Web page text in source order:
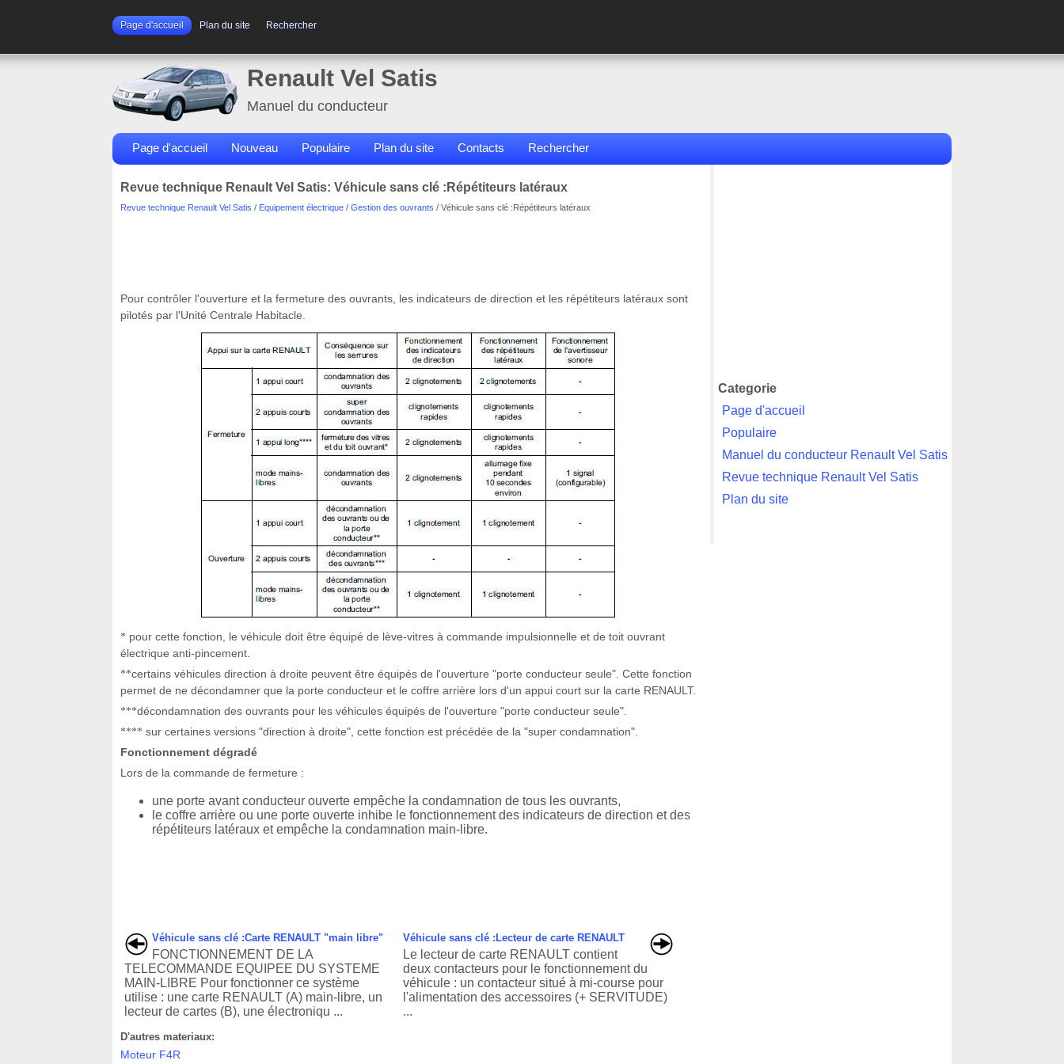
Page d'accueil Plan du site Rechercher
Renault Vel Satis
Manuel du conducteur
Page d'accueil Nouveau Populaire Plan du site Contacts Rechercher
Revue technique Renault Vel Satis: Véhicule sans clé :Répétiteurs latéraux
Revue technique Renault Vel Satis / Equipement électrique / Gestion des ouvrants / Véhicule sans clé :Répétiteurs latéraux
Pour contrôler l'ouverture et la fermeture des ouvrants, les indicateurs de direction et les répétiteurs latéraux sont
pilotés par l'Unité Centrale Habitacle.
* pour cette fonction, le véhicule doit être équipé de lève-vitres à commande impulsionnelle et de toit ouvrant
électrique anti-pincement.
**certains véhicules direction à droite peuvent être équipés de l'ouverture "porte conducteur seule". Cette fonction
permet de ne décondamner que la porte conducteur et le coffre arrière lors d'un appui court sur la carte RENAULT.
***décondamnation des ouvrants pour les véhicules équipés de l'ouverture "porte conducteur seule".
**** sur certaines versions "direction à droite", cette fonction est précédée de la "super condamnation".
Fonctionnement dégradé
Lors de la commande de fermeture :
une porte avant conducteur ouverte empêche la condamnation de tous les ouvrants,
le coffre arrière ou une porte ouverte inhibe le fonctionnement des indicateurs de direction et des
répétiteurs latéraux et empêche la condamnation main-libre.
Véhicule sans clé :Carte RENAULT "main libre"
FONCTIONNEMENT DE LA
TELECOMMANDE EQUIPEE DU SYSTEME
MAIN-LIBRE Pour fonctionner ce système
utilise : une carte RENAULT (A) main-libre, un
lecteur de cartes (B), une électroniqu ...
Véhicule sans clé :Lecteur de carte RENAULT
Le lecteur de carte RENAULT contient
deux contacteurs pour le fonctionnement du
véhicule : un contacteur situé à mi-course pour
l'alimentation des accessoires (+ SERVITUDE)
...
D'autres materiaux:
Moteur F4R
Categorie
Page d'accueil
Populaire
Manuel du conducteur Renault Vel Satis
Revue technique Renault Vel Satis
Plan du site